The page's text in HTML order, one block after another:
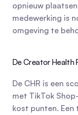
opnieuw
medewerking is
omgeving te
De Creator Health
De CHR is een
met TikTok
kost punten.